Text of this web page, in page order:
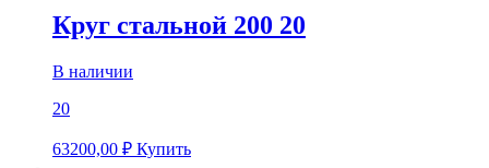
Круг стальной 200 20
В наличии
20
63200,00 ₽ Купить